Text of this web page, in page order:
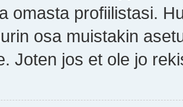
omasta profiilistasi.
osa muistakin
Joten jos et ole jo